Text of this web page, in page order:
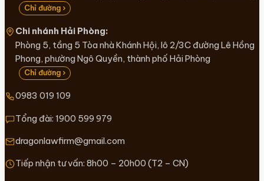
Chỉ đường ›
Chi nhánh Hải Phòng:
Phòng 5, tầng 5 Tòa nhà Khánh Hội, lô 2/3C đường Lê Hồng
Phong, phường Ngô Quyền, thành phố Hải Phòng
Chỉ đường ›
0983 019 109
Tổng đài: 1900 599 979
dragonlawfirm@gmail.com
Tiếp nhận tư vấn: 8h00 – 20h00 (T2 – CN)